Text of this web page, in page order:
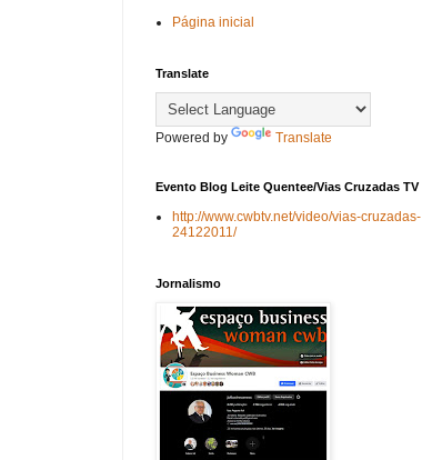
Página inicial
Translate
Powered by Translate
Evento Blog Leite Quentee/Vias Cruzadas TV
http://www.cwbtv.net/video/vias-cruzadas-
24122011/
Jornalismo